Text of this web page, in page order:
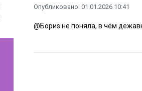
Опубликовано: 01.01.2026 10:41
@Бориs не поняла, в чём